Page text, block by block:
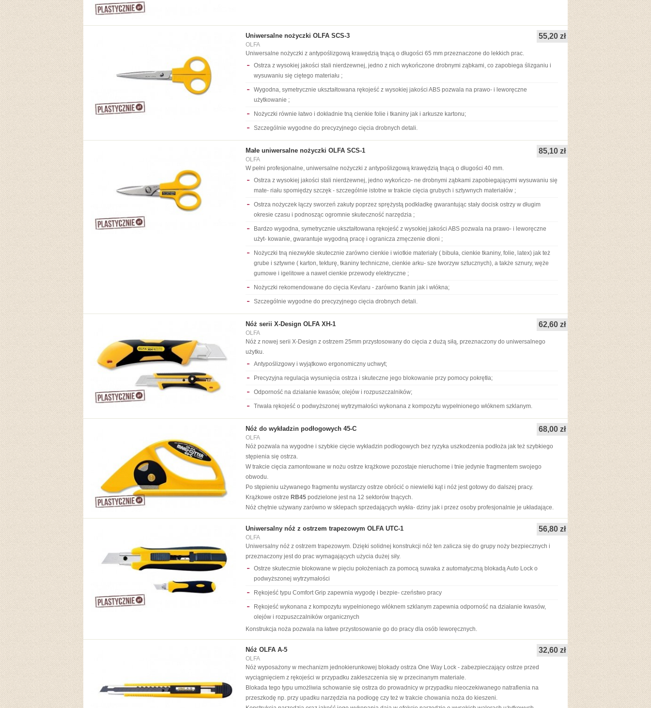
Uniwersalne nożyczki OLFA SCS-3 55,20 zł
OLFA
Uniwersalne nożyczki z antypoślizgową krawędzią tnącą o długości 65 mm przeznaczone do lekkich prac.
Ostrza z wysokiej jakości stali nierdzewnej, jedno z nich wykończone drobnymi ząbkami, co zapobiega ślizganiu i
wysuwaniu się ciętego materiału ;
Wygodna, symetrycznie ukształtowana rękojeść z wysokiej jakości ABS pozwala na prawo- i leworęczne
użytkowanie ;
Nożyczki równie łatwo i dokładnie tną cienkie folie i tkaniny jak i arkusze kartonu;
Szczególnie wygodne do precyzyjnego cięcia drobnych detali.
Małe uniwersalne nożyczki OLFA SCS-1 85,10 zł
OLFA
W pełni profesjonalne, uniwersalne nożyczki z antypoślizgową krawędzią tnącą o długości 40 mm.
Ostrza z wysokiej jakości stali nierdzewnej, jedno wykończo- ne drobnymi ząbkami zapobiegającymi wysuwaniu się
mate- riału spomiędzy szczęk - szczególnie istotne w trakcie cięcia grubych i sztywnych materiałów ;
Ostrza nożyczek łączy sworzeń zakuty poprzez sprężystą podkładkę gwarantując stały docisk ostrzy w długim
okresie czasu i podnosząc ogromnie skuteczność narzędzia ;
Bardzo wygodna, symetrycznie ukształtowana rękojeść z wysokiej jakości ABS pozwala na prawo- i leworęczne
użyt- kowanie, gwarantuje wygodną pracę i ogranicza zmęczenie dłoni ;
Nożyczki tną niezwykle skutecznie zarówno cienkie i wiotkie materiały ( bibuła, cienkie tkaniny, folie, latex) jak też
grube i sztywne ( karton, tekturę, tkaniny techniczne, cienkie arku- sze tworzyw sztucznych), a także sznury, węże
gumowe i igelitowe a nawet cienkie przewody elektryczne ;
Nożyczki rekomendowane do cięcia Kevlaru - zarówno tkanin jak i włókna;
Szczególnie wygodne do precyzyjnego cięcia drobnych detali.
Nóż serii X-Design OLFA XH-1 62,60 zł
OLFA
Nóż z nowej serii X-Design z ostrzem 25mm przystosowany do cięcia z dużą siłą, przeznaczony do uniwersalnego
użytku.
Antypoślizgowy i wyjątkowo ergonomiczny uchwyt;
Precyzyjna regulacja wysunięcia ostrza i skuteczne jego blokowanie przy pomocy pokrętła;
Odporność na działanie kwasów, olejów i rozpuszczalników;
Trwała rękojeść o podwyższonej wytrzymałości wykonana z kompozytu wypełnionego włóknem szklanym.
Nóż do wykładzin podłogowych 45-C 68,00 zł
OLFA
Nóż pozwala na wygodne i szybkie cięcie wykładzin podłogowych bez ryzyka uszkodzenia podłoża jak też szybkiego
stępienia się ostrza.
W trakcie cięcia zamontowane w nożu ostrze krążkowe pozostaje nieruchome i tnie jedynie fragmentem swojego
obwodu.
Po stępieniu używanego fragmentu wystarczy ostrze obrócić o niewielki kąt i nóż jest gotowy do dalszej pracy.
Krążkowe ostrze RB45 podzielone jest na 12 sektorów tnących.
Nóż chętnie używany zarówno w sklepach sprzedających wykła- dziny jak i przez osoby profesjonalnie je układające.
Uniwersalny nóż z ostrzem trapezowym OLFA UTC-1 56,80 zł
OLFA
Uniwersalny nóż z ostrzem trapezowym. Dzięki solidnej konstrukcji nóż ten zalicza się do grupy noży bezpiecznych i
przeznaczony jest do prac wymagających użycia dużej siły.
Ostrze skutecznie blokowane w pięciu położeniach za pomocą suwaka z automatyczną blokadą Auto Lock o
podwyższonej wytrzymałości
Rękojeść typu Comfort Grip zapewnia wygodę i bezpie- czeństwo pracy
Rękojeść wykonana z kompozytu wypełnionego włóknem szklanym zapewnia odporność na działanie kwasów,
olejów i rozpuszczalników organicznych
Konstrukcja noża pozwala na łatwe przystosowanie go do pracy dla osób leworęcznych.
Nóż OLFA A-5 32,60 zł
OLFA
Nóż wyposażony w mechanizm jednokierunkowej blokady ostrza One Way Lock - zabezpieczający ostrze przed
wyciągnięciem z rękojeści w przypadku zakleszczenia się w przecinanym materiale.
Blokada tego typu umożliwia schowanie się ostrza do prowadnicy w przypadku nieoczekiwanego natrafienia na
przeszkodę np. przy upadku narzędzia na podłogę czy też w trakcie chowania noża do kieszeni.